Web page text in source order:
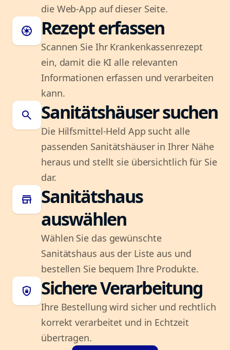
die Web-App auf dieser Seite.
camera Rezept erfassen
Scannen Sie Ihr Krankenkassenrezept
ein, damit die KI alle relevanten
Informationen erfassen und verarbeiten
kann.
search Sanitätshäuser suchen
Die Hilfsmittel-Held App sucht alle
passenden Sanitätshäuser in Ihrer Nähe
heraus und stellt sie übersichtlich für Sie
dar.
store
Sanitätshaus
auswählen
Wählen Sie das gewünschte
Sanitätshaus aus der Liste aus und
bestellen Sie bequem Ihre Produkte.
shield_lock Sichere Verarbeitung
Ihre Bestellung wird sicher und rechtlich
korrekt verarbeitet und in Echtzeit
übertragen.